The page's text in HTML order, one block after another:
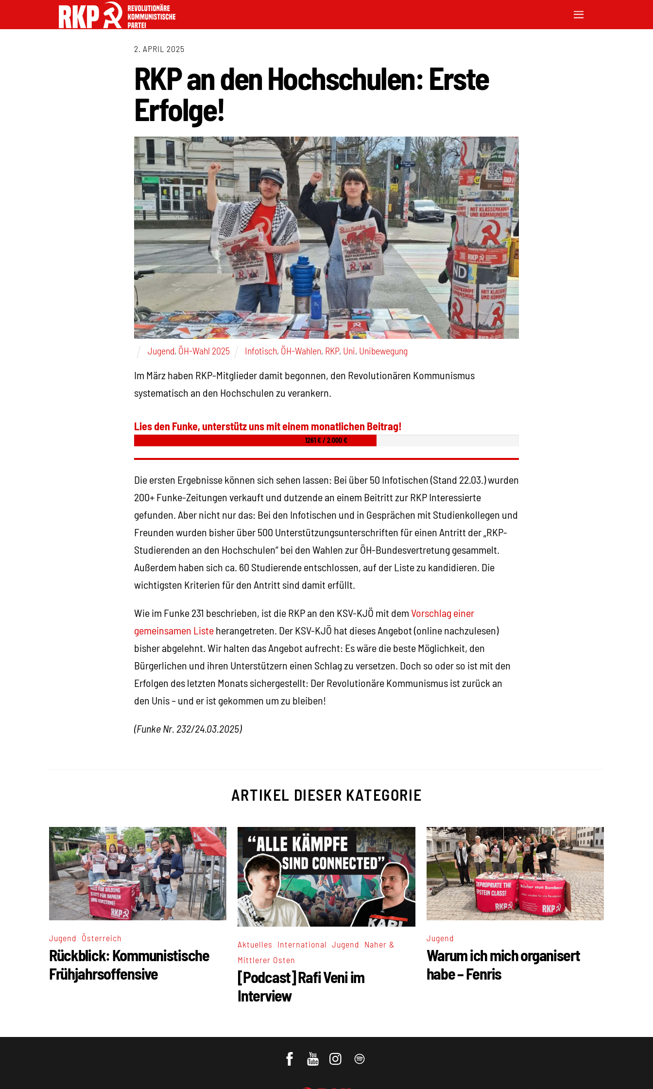
2. APRIL 2025
RKP an den Hochschulen: Erste
Erfolge!
Jugend, ÖH-Wahl 2025 Infotisch, ÖH-Wahlen, RKP, Uni, Unibewegung
Im März haben RKP-Mitglieder damit begonnen, den Revolutionären Kommunismus
systematisch an den Hochschulen zu verankern.
Lies den Funke, unterstütz uns mit einem monatlichen Beitrag!
1261 € / 2.000 €
Die ersten Ergebnisse können sich sehen lassen: Bei über 50 Infotischen (Stand 22.03.) wurden
200+ Funke-Zeitungen verkauft und dutzende an einem Beitritt zur RKP Interessierte
gefunden. Aber nicht nur das: Bei den Infotischen und in Gesprächen mit Studienkollegen und
Freunden wurden bisher über 500 Unterstützungsunterschriften für einen Antritt der „RKP-
Studierenden an den Hochschulen“ bei den Wahlen zur ÖH-Bundesvertretung gesammelt.
Außerdem haben sich ca. 60 Studierende entschlossen, auf der Liste zu kandidieren. Die
wichtigsten Kriterien für den Antritt sind damit erfüllt.
Wie im Funke 231 beschrieben, ist die RKP an den KSV-KJÖ mit demVorschlag einer
gemeinsamen Listeherangetreten. Der KSV-KJÖ hat dieses Angebot (online nachzulesen)
bisher abgelehnt. Wir halten das Angebot aufrecht: Es wäre die beste Möglichkeit, den
Bürgerlichen und ihren Unterstützern einen Schlag zu versetzen. Doch so oder so ist mit den
Erfolgen des letzten Monats sichergestellt: Der Revolutionäre Kommunismus ist zurück an
den Unis – und er ist gekommen um zu bleiben!
(Funke Nr. 232/24.03.2025)
ARTIKEL DIESER KATEGORIE
Jugend Österreich
Rückblick: Kommunistische
Frühjahrsoffensive
Aktuelles International Jugend Naher &
Mittlerer Osten
[Podcast] Rafi Veni im
Interview
Jugend
Warum ich mich organisert
habe – Fenris